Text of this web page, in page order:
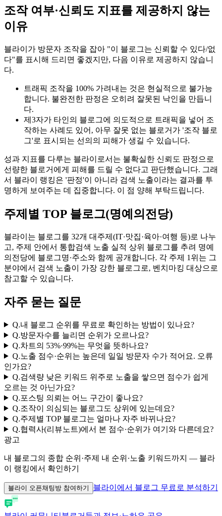
조작 여부·신뢰도 지표를 제공하지 않는
이유
블라이가 방문자 조작을 잡아 "이 블로그는 신뢰할 수 있다/없
다"를 표시해 드리면 좋겠지만, 다음 이유로 제공하지 않습니
다.
트래픽 조작을 100% 가려내는 것은 현실적으로 불가능
합니다. 불완전한 판정은 오히려 잘못된 낙인을 만듭니
다.
제3자가 타인의 블로그에 의도적으로 트래픽을 넣어 조
작하는 사례도 있어, 아무 잘못 없는 블로거가 '조작 블로
그'로 표시되는 선의의 피해가 생길 수 있습니다.
성과 지표를 다루는 블라이로서는 불확실한 신뢰도 판정으로
선량한 블로거에게 피해를 드릴 수 없다고 판단했습니다. 그래
서 블라이 랭킹은 '판정'이 아니라 검색 노출이라는 결과를 투
명하게 보여주는 데 집중합니다. 이 점 양해 부탁드립니다.
주제별 TOP 블로그(명예의전당)
블라이는 블로그를 32개 대주제(IT·맛집·육아·여행 등)로 나누
고, 주제 안에서 통합검색 노출 실적 상위 블로그를 추려 명예
의전당에 블로그명·주소와 함께 공개합니다. 각 주제 1위는 그
분야에서 검색 노출이 가장 강한 블로그로, 벤치마킹 대상으로
참고할 수 있습니다.
자주 묻는 질문
Q.내 블로그 순위를 무료로 확인하는 방법이 있나요?
Q.방문자수를 늘리면 순위가 오르나요?
Q.차트의 53%·99%는 무엇을 뜻하나요?
Q.노출 점수·순위는 높은데 일일 방문자 수가 적어요. 오류
인가요?
Q.검색량 낮은 키워드 위주로 노출을 쌓으면 점수가 쉽게
오르는 것 아닌가요?
Q.포스팅 의뢰는 어느 구간이 좋나요?
Q.조작이 의심되는 블로그도 상위에 있는데요?
Q.주제별 TOP 블로그는 얼마나 자주 바뀌나요?
Q.협력사(리뷰노트)에서 본 점수·순위가 여기와 다른데요?
광고
내 블로그의 종합 순위·주제 내 순위·노출 키워드까지 — 블라
이 랭킹에서 확인하기
블라이 오픈채팅방 참여하기 블라이에서 블로그 무료로 분석하기